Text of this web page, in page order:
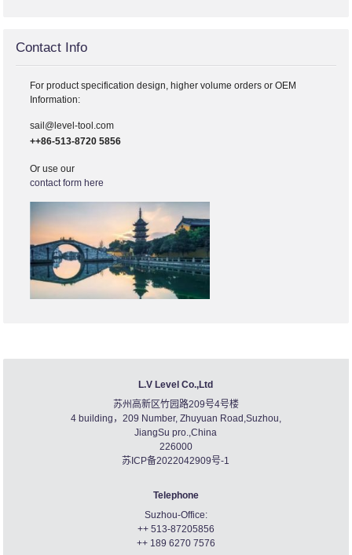
Contact Info
For product specification design, higher volume orders or OEM
Information:
sail@level-tool.com
++86-513-8720 5856
Or use our
contact form here
L.V Level Co.,Ltd
苏州高新区竹园路209号4号楼
4 building，209 Number, Zhuyuan Road,Suzhou,
JiangSu pro.,China
226000
苏ICP备2022042909号-1
Telephone
Suzhou-Office:
++ 513-87205856
++ 189 6270 7576